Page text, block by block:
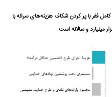
فقر با پر کردن شکاف هزینه‌های سرانه با
میلیارد و سالانه است.